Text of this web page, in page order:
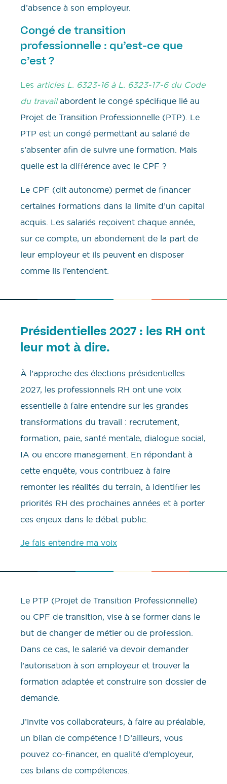
d’absence à son employeur.
Congé de transition
professionnelle : qu’est-ce que
c’est ?
Les articles L. 6323-16 à L. 6323-17-6 du Code
du travailabordent le congé spécifique lié au
Projet de Transition Professionnelle (PTP). Le
PTP est un congé permettant au salarié de
s’absenter afin de suivre une formation. Mais
quelle est la différence avec le CPF ?
Le CPF (dit autonome) permet de financer
certaines formations dans la limite d’un capital
acquis. Les salariés reçoivent chaque année,
sur ce compte, un abondement de la part de
leur employeur et ils peuvent en disposer
comme ils l’entendent.
Présidentielles 2027 : les RH ont
leur mot à dire.
À l’approche des élections présidentielles
2027, les professionnels RH ont une voix
essentielle à faire entendre sur les grandes
transformations du travail : recrutement,
formation, paie, santé mentale, dialogue social,
IA ou encore management. En répondant à
cette enquête, vous contribuez à faire
remonter les réalités du terrain, à identifier les
priorités RH des prochaines années et à porter
ces enjeux dans le débat public.
Je fais entendre ma voix
Le PTP (Projet de Transition Professionnelle)
ou CPF de transition, vise à se former dans le
but de changer de métier ou de profession.
Dans ce cas, le salarié va devoir demander
l’autorisation à son employeur et trouver la
formation adaptée et construire son dossier de
demande.
J’invite vos collaborateurs, à faire au préalable,
un bilan de compétence ! D’ailleurs, vous
pouvez co-financer, en qualité d’employeur,
ces bilans de compétences.